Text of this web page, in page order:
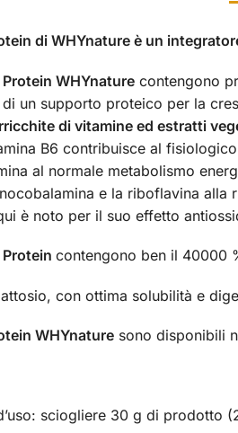
di WHYnature è un
WHYnaturecontengono
un supporto proteico per la
di vitamine ed estratti
B6 contribuisce al
al normale metabolismo
e la riboflavina alla
è noto per il suo effetto
contengono ben il 40000
con ottima solubilità e
WHYnaturesono disponibili
sciogliere 30 g di prodotto